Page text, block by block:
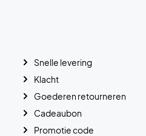
Snelle levering
Klacht
Goederen retourneren
Cadeaubon
Promotie code